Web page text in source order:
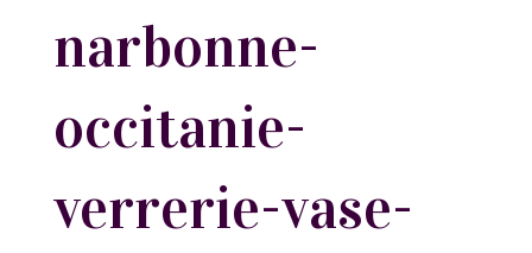
narbonne-
occitanie-
verrerie-vase-